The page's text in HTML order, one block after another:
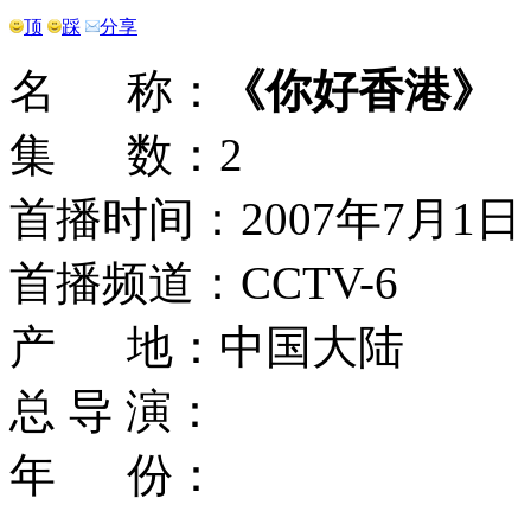
顶 踩 分享
名 称：
《你好香港》
集 数：2
首播时间：2007年7月1日
首播频道：CCTV-6
产 地：中国大陆
总 导 演：
年 份：